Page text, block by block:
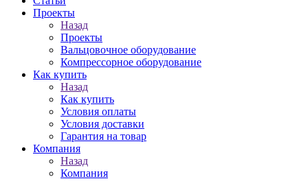
Проекты
Назад
Проекты
Вальцовочное оборудование
Компрессорное оборудование
Как купить
Назад
Как купить
Условия оплаты
Условия доставки
Гарантия на товар
Компания
Назад
Компания